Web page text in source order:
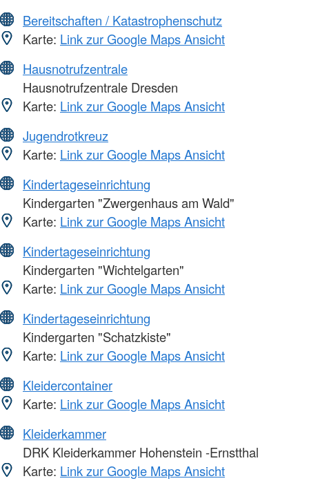
Bereitschaften / Katastrophenschutz
Karte: Link zur Google Maps Ansicht
Hausnotrufzentrale
Hausnotrufzentrale Dresden
Karte: Link zur Google Maps Ansicht
Jugendrotkreuz
Karte: Link zur Google Maps Ansicht
Kindertageseinrichtung
Kindergarten "Zwergenhaus am Wald"
Karte: Link zur Google Maps Ansicht
Kindertageseinrichtung
Kindergarten "Wichtelgarten"
Karte: Link zur Google Maps Ansicht
Kindertageseinrichtung
Kindergarten "Schatzkiste"
Karte: Link zur Google Maps Ansicht
Kleidercontainer
Karte: Link zur Google Maps Ansicht
Kleiderkammer
DRK Kleiderkammer Hohenstein -Ernstthal
Karte: Link zur Google Maps Ansicht